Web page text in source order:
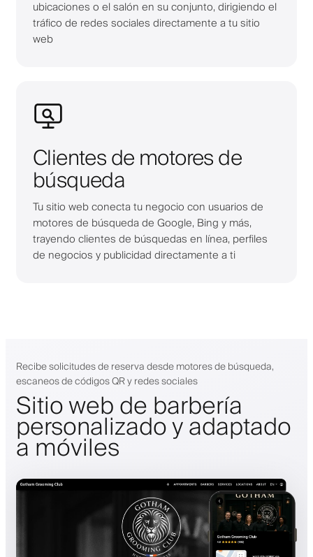
ubicaciones o el salón en su conjunto, dirigiendo el
tráfico de redes sociales directamente a tu sitio
web
Clientes de motores de
búsqueda
Tu sitio web conecta tu negocio con usuarios de
motores de búsqueda de Google, Bing y más,
trayendo clientes de búsquedas en línea, perfiles
de negocios y publicidad directamente a ti
Recibe solicitudes de reserva desde motores de búsqueda,
escaneos de códigos QR y redes sociales
Sitio web de barbería
personalizado y adaptado
a móviles